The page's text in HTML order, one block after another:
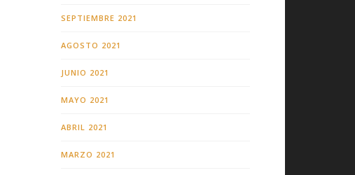
SEPTIEMBRE 2021
AGOSTO 2021
JUNIO 2021
MAYO 2021
ABRIL 2021
MARZO 2021